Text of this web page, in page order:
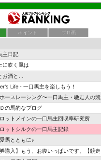
ポイント ブロ画
主日記
に吹く風は
お酒と…
Life - 一口馬主を楽しもう！
ースレーシング〜一口馬主・馳走人の競馬備忘録〜
の馬的なブログ
ットメインの一口馬主回収率研究所
ットシルクの一口馬主記録
馬とともに♪
購入】もう、お腹いっぱいです。【競走馬出資】